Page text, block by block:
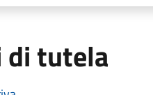
tutela